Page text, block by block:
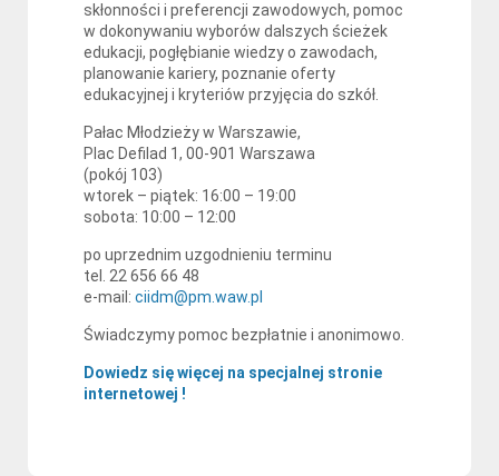
skłonności i preferencji zawodowych, pomoc
w dokonywaniu wyborów dalszych ścieżek
edukacji, pogłębianie wiedzy o zawodach,
planowanie kariery, poznanie oferty
edukacyjnej i kryteriów przyjęcia do szkół.
Pałac Młodzieży w Warszawie,
Plac Defilad 1, 00-901 Warszawa
(pokój 103)
wtorek – piątek: 16:00 – 19:00
sobota: 10:00 – 12:00
po uprzednim uzgodnieniu terminu
tel. 22 656 66 48
e-mail: ciidm@pm.waw.pl
Świadczymy pomoc bezpłatnie i anonimowo.
Dowiedz się więcej na specjalnej stronie
internetowej !